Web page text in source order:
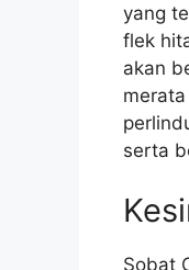
yang
flek
akan
serta
Sobat